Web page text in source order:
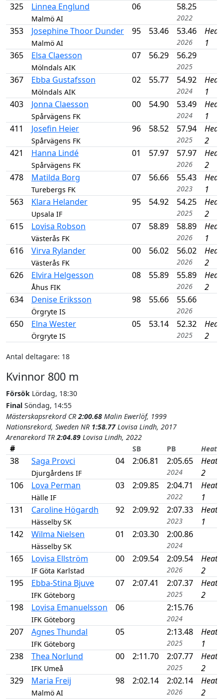
325 Linnea Englund
Malmö AI
06 58.25
2022
353 Josephine Thoor Dunder
Malmö AI
95 53.46 53.46
2026
Heat
1
365
Elsa Claesson
Mölndals AIK
07 56.29 56.29
2025
367 Ebba Gustafsson
Mölndals AIK
02 55.77 54.92
2024
Heat
1
403
Jonna Claesson
Spårvägens FK
00 54.90 53.49
2024
Heat
1
411
Josefin Heier
Spårvägens FK
96 58.52 57.94
2025
Heat
2
421
Hanna Lindé
Spårvägens FK
01 57.97 57.97
2026
Heat
2
478
Matilda Borg
Turebergs FK
07 56.66 55.43
2023
Heat
1
563
Klara Helander
Upsala IF
95 54.92 54.25
2025
Heat
2
615
Lovisa Robson
Västerås FK
07 58.89 58.89
2026
Heat
1
616
Virva Rylander
Västerås FK
00 56.02 56.02
2026
Heat
2
626
Elvira Helgesson
Åhus FIK
08 55.89 55.89
2026
Heat
2
634
Denise Eriksson
Örgryte IS
98 55.66 55.66
2026
650 Elna Wester
Örgryte IS
05 53.14 52.32
2025
Heat
2
Antal deltagare: 18
Kvinnor 800 m
Försök Lördag, 18:30
Final Söndag, 14:55
Mästerskapsrekord CR2:00.68 Malin Ewerlöf, 1999
Nationsrekord, Sweden NR 1:58.77Lovisa Lindh, 2017
Arenarekord TR2:04.89 Lovisa Lindh, 2022
# SB PB Heat
38 Saga Provci
Djurgårdens IF
04 2:06.81 2:05.65
2024
Heat
2
106
Lova Perman
Hälle IF
03 2:09.85 2:04.71
2022
Heat
1
131
Caroline Högardh
Hässelby SK
92 2:09.92 2:07.33
2023
Heat
1
142
Wilma Nielsen
Hässelby SK
01 2:03.30 2:00.86
2024
165 Lovisa Ellström
IF Göta Karlstad
00 2:09.54 2:09.54
2026
Heat
2
195
Ebba-Stina Bjuve
IFK Göteborg
07 2:07.41 2:07.37
2025
Heat
2
198
Lovisa Emanuelsson
IFK Göteborg
06 2:15.76
2024
207 Agnes Thundal
IFK Göteborg
05 2:13.48
2025
Heat
1
238
Thea Norlund
IFK Umeå
00 2:11.70 2:07.77
2025
Heat
2
329
Maria Freij
Malmö AI
98 2:02.14 2:02.14
2026
Heat
2